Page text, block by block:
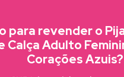
para revender o
Calça Adulto
Corações Azuis?